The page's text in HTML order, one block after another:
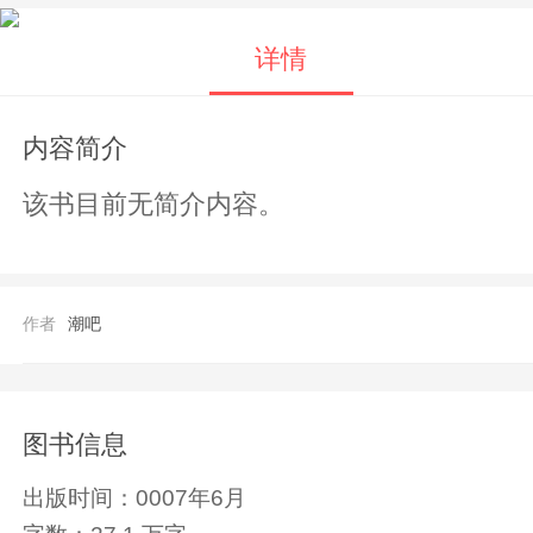
详情
内容简介
该书目前无简介内容。
作者 潮吧
图书信息
出版时间： 0007年6月